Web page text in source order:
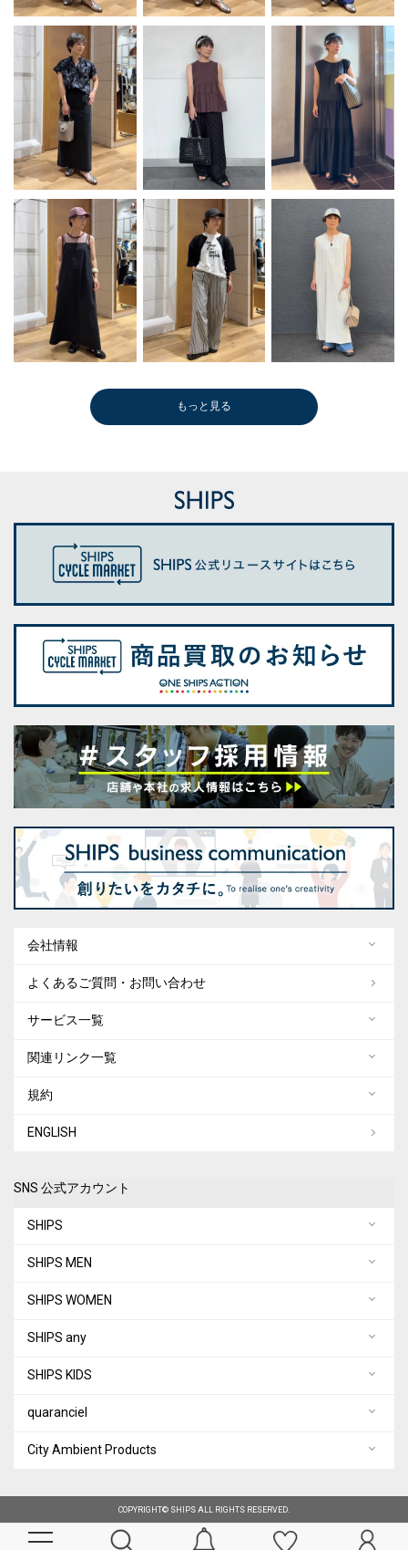
もっと見る
会社情報
よくあるご質問・お問い合わせ
サービス一覧
関連リンク一覧
規約
ENGLISH
SNS 公式アカウント
SHIPS
SHIPS MEN
SHIPS WOMEN
SHIPS any
SHIPS KIDS
quaranciel
City Ambient Products
COPYRIGHT© SHIPS ALL RIGHTS RESERVED.